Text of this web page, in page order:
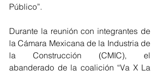
Público”.
Durante la reunión con integrantes de
la Cámara Mexicana de la Industria de
la Construcción (CMIC), el
abanderado de la coalición “Va X La